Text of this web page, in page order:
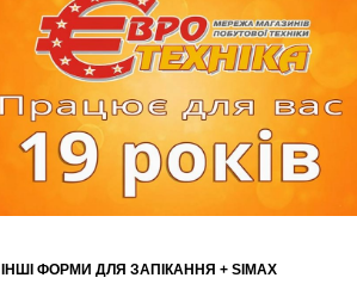
ІНШІ ФОРМИ ДЛЯ ЗАПІКАННЯ + SIMAX